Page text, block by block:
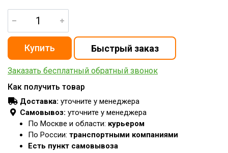
Заказать бесплатный обратный звонок
Как получить товар
Доставка: уточните у менеджера
Самовывоз: уточните у менеджера
По Москве и области: курьером
По России: транспортными компаниями
Есть пункт самовывоза